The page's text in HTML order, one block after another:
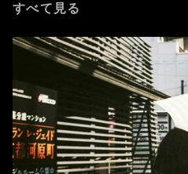
すべて見る